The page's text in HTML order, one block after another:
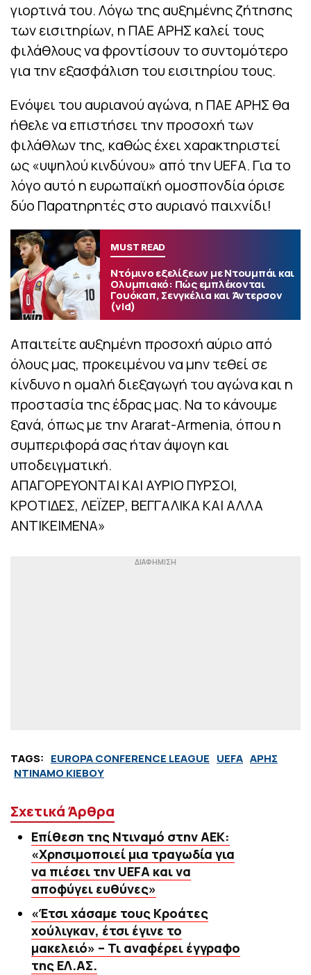
γιορτινά του. Λόγω της αυξημένης ζήτησης
των εισιτηρίων, η ΠΑΕ ΑΡΗΣ καλεί τους
φιλάθλους να φροντίσουν το συντομότερο
για την εξασφάλιση του εισιτηρίου τους.
Ενόψει του αυριανού αγώνα, η ΠΑΕ ΑΡΗΣ θα
ήθελε να επιστήσει την προσοχή των
φιλάθλων της, καθώς έχει χαρακτηριστεί
ως «υψηλού κινδύνου» από την UEFA. Για το
λόγο αυτό η ευρωπαϊκή ομοσπονδία όρισε
δύο Παρατηρητές στο αυριανό παιχνίδι!
MUST READ
Ντόμινο εξελίξεων με Ντουμπάι και
Ολυμπιακό: Πώς εμπλέκονται
Γουόκαπ, Σενγκέλια και Άντερσον
(vid)
Απαιτείτε αυξημένη προσοχή αύριο από
όλους μας, προκειμένου να μην τεθεί σε
κίνδυνο η ομαλή διεξαγωγή του αγώνα και η
προστασία της έδρας μας. Να το κάνουμε
ξανά, όπως με την Ararat-Armenia, όπου η
συμπεριφορά σας ήταν άψογη και
υποδειγματική.
ΑΠΑΓΟΡΕΥΟΝΤΑΙ ΚΑΙ ΑΥΡΙΟ ΠΥΡΣΟΙ,
ΚΡΟΤΙΔΕΣ, ΛΕΪΖΕΡ, ΒΕΓΓΑΛΙΚΑ ΚΑΙ ΑΛΛΑ
ΑΝΤΙΚΕΙΜΕΝΑ»
TAGS: EUROPA CONFERENCE LEAGUE UEFA ΑΡΗΣ
ΝΤΙΝΑΜΟ ΚΙΕΒΟΥ
Σχετικά Άρθρα
Επίθεση της Ντιναμό στην ΑΕΚ:
«Χρησιμοποιεί μια τραγωδία για
να πιέσει την UEFA και να
αποφύγει ευθύνες»
«Έτσι χάσαμε τους Κροάτες
χούλιγκαν, έτσι έγινε το
μακελειό» – Τι αναφέρει έγγραφο
της ΕΛ.ΑΣ.